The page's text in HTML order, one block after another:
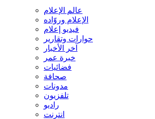
عالم الإعلام
الإعلام وروّاده
فيديو إعلام
حوارات وتقارير
آخر الأخبار
خبرة عمر
فضائيات
صحافة
مدونات
تلفزيون
راديو
انترنت